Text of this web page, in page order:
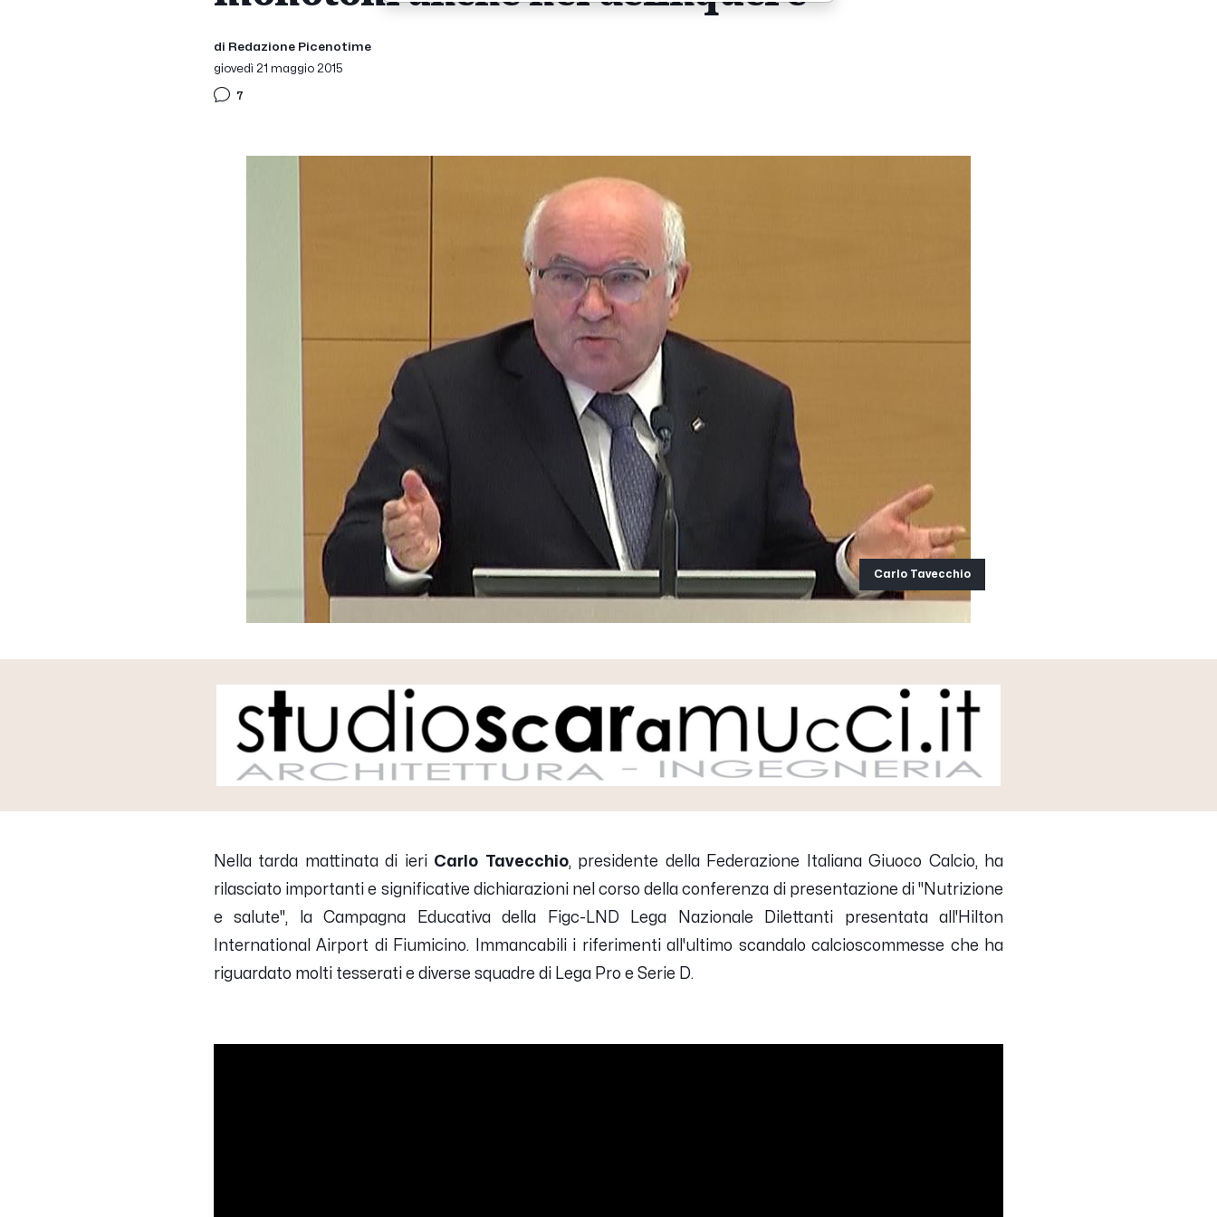
di Redazione Picenotime
giovedì 21 maggio 2015
7
Carlo Tavecchio
Nella tarda mattinata di ieri Carlo Tavecchio, presidente della Federazione Italiana Giuoco Calcio, ha
rilasciato importanti e significative dichiarazioni nel corso della conferenza di presentazione di "Nutrizione
e salute", la Campagna Educativa della Figc-LND Lega Nazionale Dilettanti presentata all'Hilton
International Airport di Fiumicino. Immancabili i riferimenti all'ultimo scandalo calcioscommesse che ha
riguardato molti tesserati e diverse squadre di Lega Pro e Serie D.